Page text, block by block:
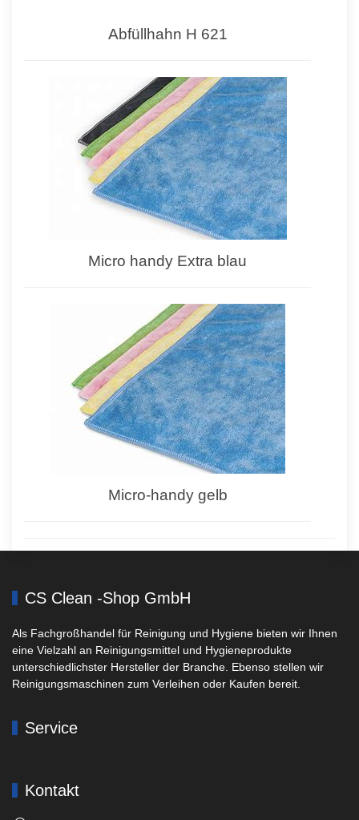
Abfüllhahn H 621
Micro handy Extra blau
Micro-handy gelb
CS Clean -Shop GmbH
Als Fachgroßhandel für Reinigung und Hygiene bieten wir Ihnen
eine Vielzahl an Reinigungsmittel und Hygieneprodukte
unterschiedlichster Hersteller der Branche. Ebenso stellen wir
Reinigungsmaschinen zum Verleihen oder Kaufen bereit.
Service
Kontakt